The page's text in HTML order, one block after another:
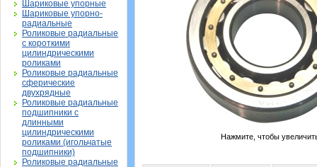
Шариковые упорные
Шариковые упорно-
радиальные
Роликовые радиальные
с короткими
цилиндрическими
роликами
Роликовые радиальные
сферические
двухрядные
Роликовые радиальные
подшипники с
длинными
цилиндрическими
роликами (игольчатые
подшипники)
Роликовые радиальные
Нажмите, чтобы